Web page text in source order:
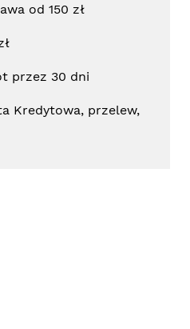
od 150 zł
przez 30 dni
Kredytowa, przelew,